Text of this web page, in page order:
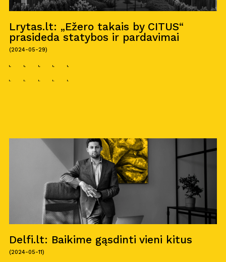
Lrytas.lt: „Ežero takais by CITUS“
prasideda statybos ir pardavimai
(2024-05-29)
Delfi.lt: Baikime gąsdinti vieni kitus
(2024-05-11)